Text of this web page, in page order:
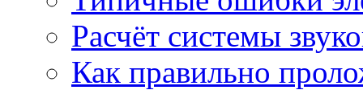
Расчёт системы
Как правильно